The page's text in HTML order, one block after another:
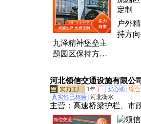
九泽精神堡垒主
题园区保持方向
户外
持方
河北领信交通设施有限公司
1年 厂 安心购 综
真实性已核验 河北衡水
主营： 高速桥梁护栏、市
市政园区护栏、河道桥梁